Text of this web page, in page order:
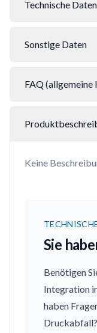
Technische Daten
Sonstige Daten
FAQ
Keine
Sie
Benötigen
Integration
haben